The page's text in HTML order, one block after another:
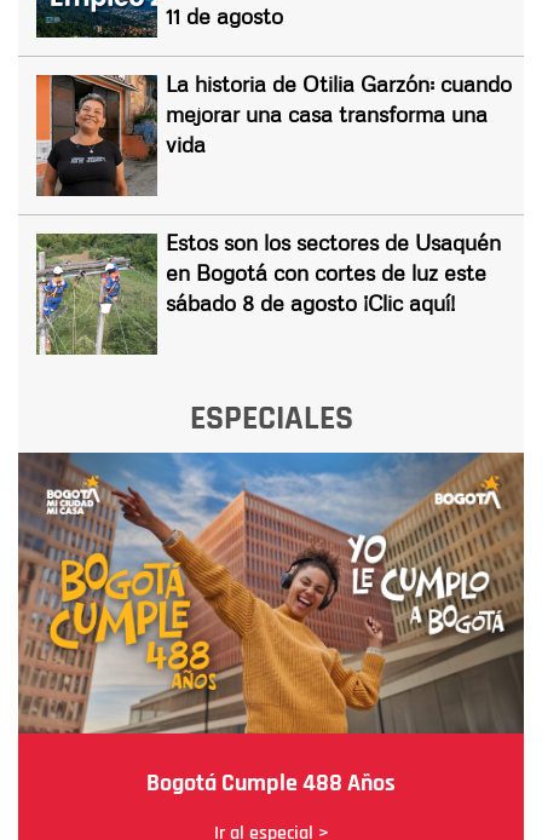
11 de agosto
La historia de Otilia Garzón: cuando
mejorar una casa transforma una
vida
Estos son los sectores de Usaquén
en Bogotá con cortes de luz este
sábado 8 de agosto ¡Clic aquí!
ESPECIALES
Bogotá Cumple 488 Años
Ir al especial >